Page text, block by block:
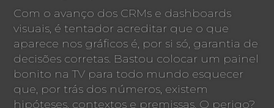
Com o avanço dos CRMs e dashboards
visuais, é tentador acreditar que o que
aparece nos gráficos é, por si só, garantia de
decisões corretas. Bastou colocar um painel
bonito na TV para todo mundo esquecer
que, por trás dos números, existem
hipóteses, contextos e premissas. O perigo?